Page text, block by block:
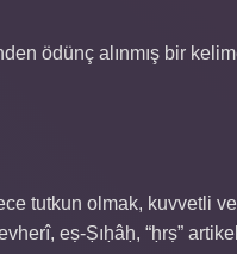
tutkun olmak, kuvvetli
eṣ-Ṣıḥâḥ, “ḥrṣ”